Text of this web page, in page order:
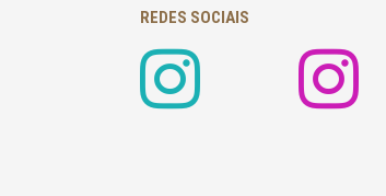
REDES SOCIAIS